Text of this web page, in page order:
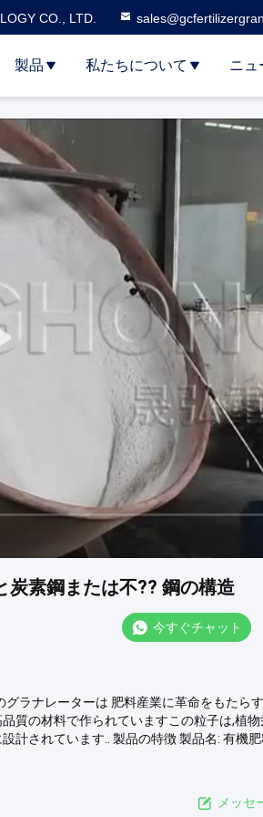
CO., LTD.
製品 私たちについて ニュ
炭素鋼または不?? 鋼の構造
今すぐチャット
ラナレーターは 肥料産業に革命をもたら
質の材料で作られていますこの粒子は,植
されています.. 製品の特徴 製品名: 有機肥
メッセ